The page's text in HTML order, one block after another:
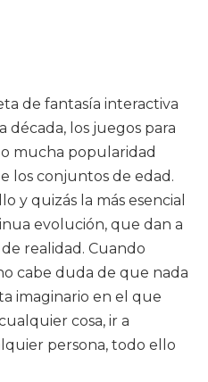
de fantasía interactiva
década, los juegos para
mucha popularidad
los conjuntos de edad.
y quizás la más esencial
evolución, que dan a
realidad. Cuando
cabe duda de que nada
imaginario en el que
cosa, ir a
persona, todo ello